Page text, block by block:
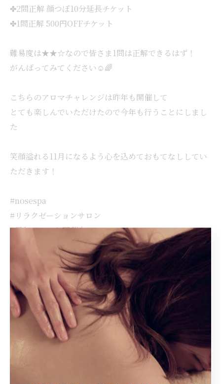
✤2問正解 顔つぼ10分延長チケット
✤1問正解 500円OFFチケット
難易度は★★☆なので皆さま1問は正解できるはず！
がんばってみてください☺️🌈
こちらのアロマチャレンジは昨年も開催して
とても楽しんでいただけたので今年も行うことにしまし
た
笑顔溢れる11月になるよう心を込めておもてなししてい
ただきます！
#nosespa
#リラクゼーションサロン
#周年イベント開催中
#3周年
< 前のページ 一覧に戻る 次のページ >